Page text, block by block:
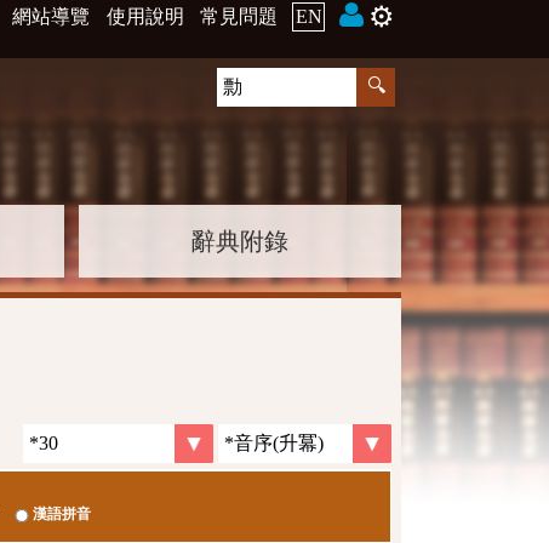
網站導覽 使用說明 常見問題 EN ⚙️
辭典附錄
漢語拼音